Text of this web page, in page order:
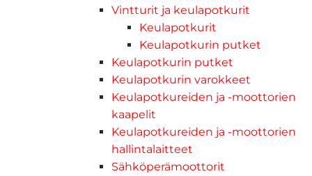
Vintturit ja keulapotkurit
Keulapotkurit
Keulapotkurin putket
Keulapotkurin putket
Keulapotkurin varokkeet
Keulapotkureiden ja -moottorien
kaapelit
Keulapotkureiden ja -moottorien
hallintalaitteet
Sähköperämoottorit